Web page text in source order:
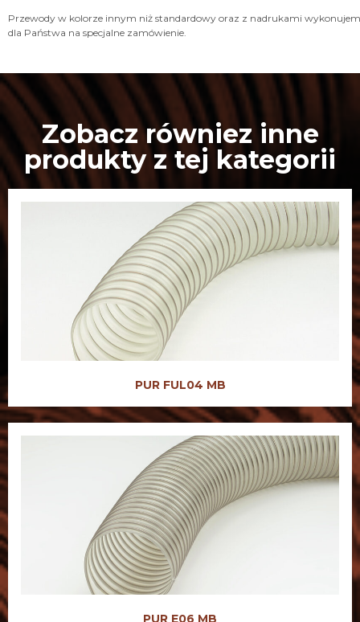
Przewody w kolorze innym niż standardowy oraz z nadrukami
dla Państwa na specjalne zamówienie.
Zobacz równiez inne
produkty z tej kategorii
PUR FUL04 MB
PUR E06 MB